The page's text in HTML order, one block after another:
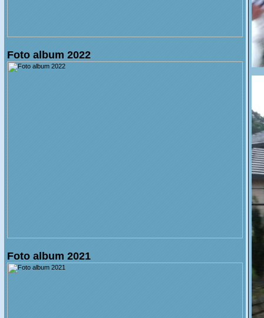
Foto album 2022
Foto album 2021